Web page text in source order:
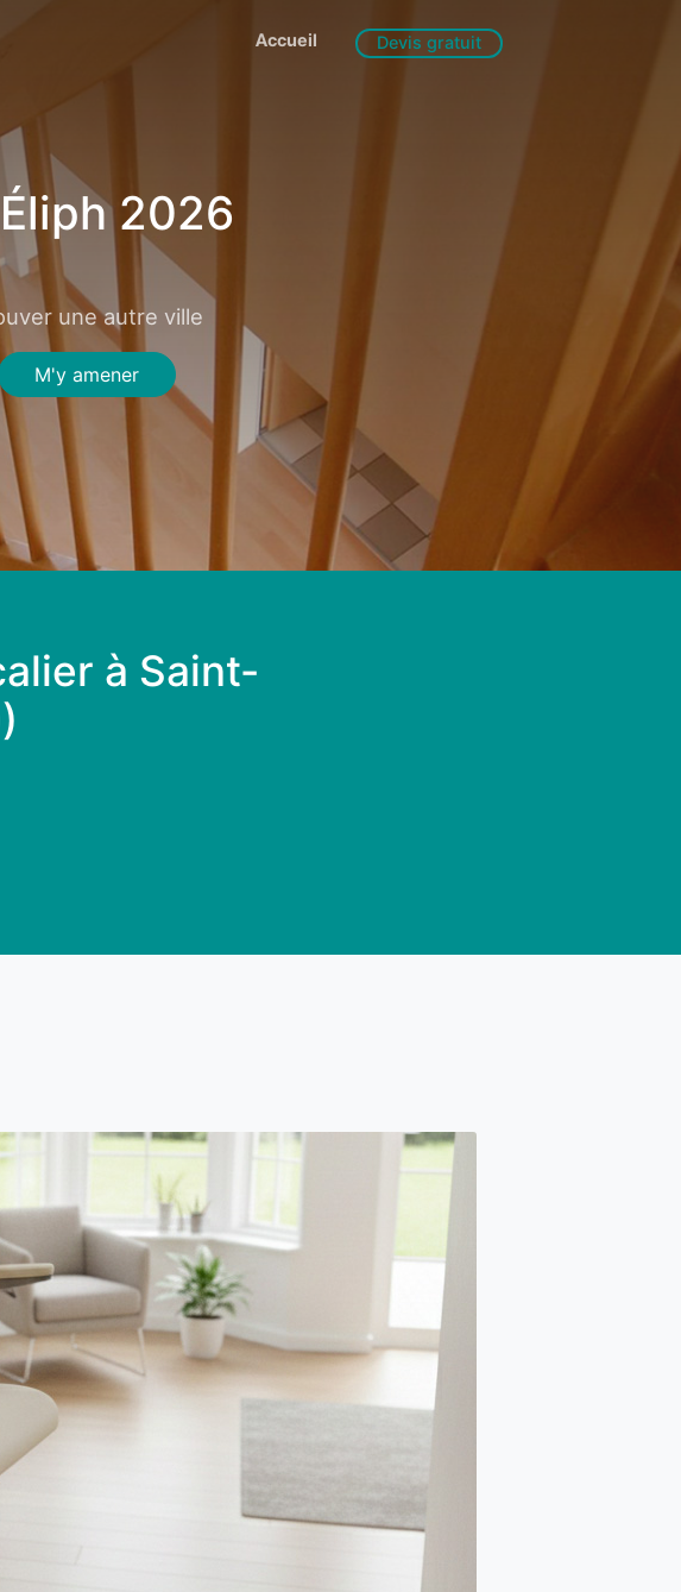
Accueil Devis gratuit
2026
une autre ville
M'y amener
à Saint-